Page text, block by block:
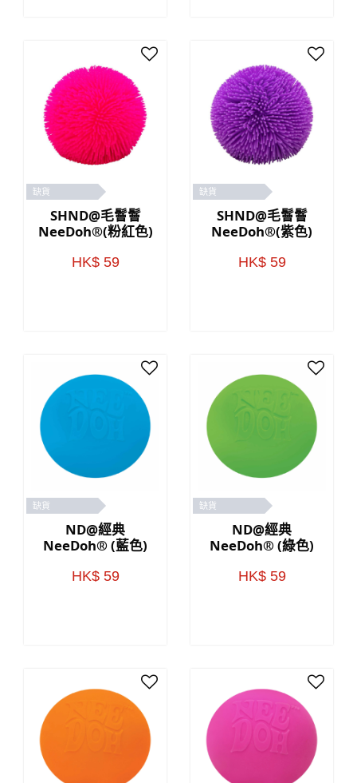
缺貨
SHND@毛鬙鬙
NeeDoh®(粉紅色)
HK$ 59
缺貨
SHND@毛鬙鬙
NeeDoh®(紫色)
HK$ 59
缺貨
ND@經典
NeeDoh® (藍色)
HK$ 59
缺貨
ND@經典
NeeDoh® (綠色)
HK$ 59